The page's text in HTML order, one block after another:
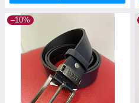
–10%